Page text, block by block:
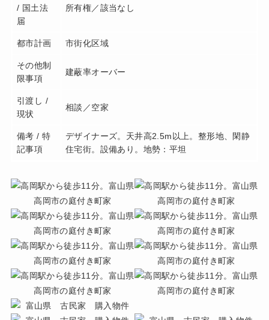
/ 国土法
届
所有権／該当なし
都市計画 市街化区域
その他制
限事項
建蔽率オーバー
引渡し /
現状
相談／空家
備考 / 特
記事項
デザイナーズ。天井高2.5m以上。整形地、閑静
住宅街。設備あり。地勢：平坦